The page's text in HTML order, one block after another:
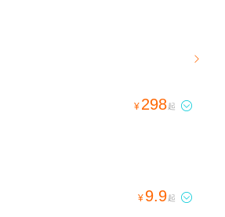

¥ 298起 
¥ 9.9起 